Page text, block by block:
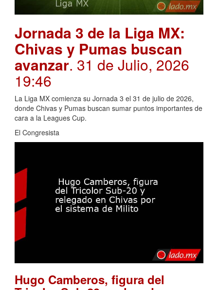
Jornada 3 de la Liga MX:
Chivas y Pumas buscan
avanzar. 31 de Julio, 2026
19:46
La Liga MX comienza su Jornada 3 el 31 de julio de 2026,
donde Chivas y Pumas buscan sumar puntos importantes de
cara a la Leagues Cup.
El Congresista
Hugo Camberos, figura del